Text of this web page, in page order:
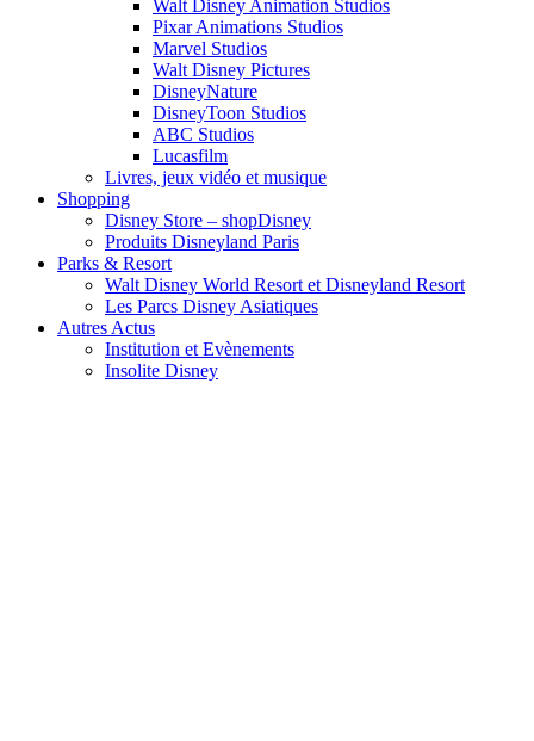
Walt Disney Animation Studios
Pixar Animations Studios
Marvel Studios
Walt Disney Pictures
DisneyNature
DisneyToon Studios
ABC Studios
Lucasfilm
Livres, jeux vidéo et musique
Shopping
Disney Store – shopDisney
Produits Disneyland Paris
Parks & Resort
Walt Disney World Resort et Disneyland Resort
Les Parcs Disney Asiatiques
Autres Actus
Institution et Evènements
Insolite Disney